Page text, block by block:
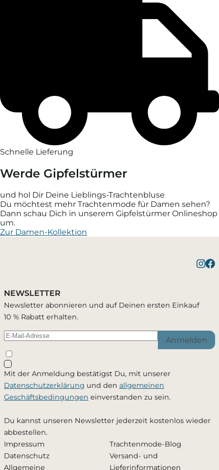
Schnelle Lieferung
Werde Gipfelstürmer
und hol Dir Deine Lieblings-Trachtenbluse
Du möchtest mehr Trachtenmode für Damen sehen?
Dann schau Dich in unserem Gipfelstürmer Onlineshop
um.
Zur Damen-Kollektion
NEWSLETTER
Newsletter abonnieren und auf Deinen ersten Einkauf
10 % Rabatt erhalten.
Anmelden
Mit der Anmeldung bestätigst Du, mit unserer
Datenschutzerklärung und den allgemeinen
Geschäftsbedingungen einverstanden zu sein.
Du kannst unseren Newsletter jederzeit kostenlos wieder
abbestellen.
Impressum
Datenschutz
Allgemeine
Trachtenmode-Blog
Versand- und
Lieferinformationen